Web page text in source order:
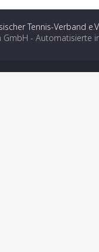
Tennis-Verband
GmbH - Automatisierte